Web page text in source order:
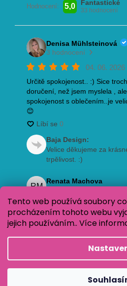
Tento web používá soubory
procházením tohoto webu
jejich používáním.. Více
Copyright 2026Oblečení pro
práva